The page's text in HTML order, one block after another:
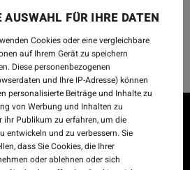
- “GAABALA
WEST UP RIVER
FÜR IHRE DATEN
Cookies oder eine vergleichbare
auf Ihrem Gerät zu speichern
Diese personenbezogenen
und Ihre IP-Adresse) können
personalisierte Beiträge und Inhalte zu
von Werbung und Inhalten zu
ihr Publikum zu erfahren, um die
entwickeln und zu verbessern. Sie
dass Sie Cookies, die Ihrer
oder ablehnen oder sich